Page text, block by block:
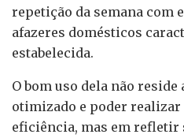
repetição da semana com
afazeres domésticos
estabelecida.
O bom uso dela não
otimizado e poder realizar
eficiência, mas em refletir